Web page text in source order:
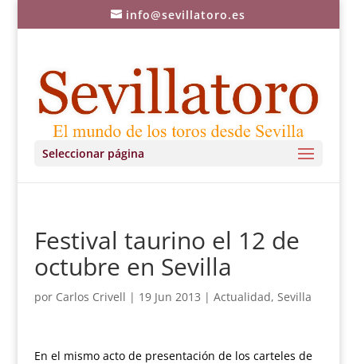
info@sevillatoro.es
Seleccionar página
Festival taurino el 12 de
octubre en Sevilla
por Carlos Crivell | 19 Jun 2013 | Actualidad, Sevilla
En el mismo acto de presentación de los carteles de